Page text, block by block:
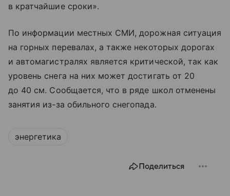
в кратчайшие сроки».
По информации местных СМИ, дорожная ситуация
на горных перевалах, а также некоторых дорогах
и автомагистралях является критической, так как
уровень снега на них может достигать от 20
до 40 см. Сообщается, что в ряде школ отменены
занятия из-за обильного снегопада.
энергетика
Поделиться